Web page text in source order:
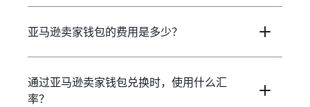
亚马逊卖家钱包的费用是多少？
通过亚马逊卖家钱包兑换时，使用什么汇
率？